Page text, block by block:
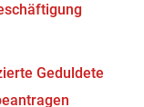
Geduldete